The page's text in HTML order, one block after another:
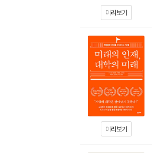
미리보기
미리보기